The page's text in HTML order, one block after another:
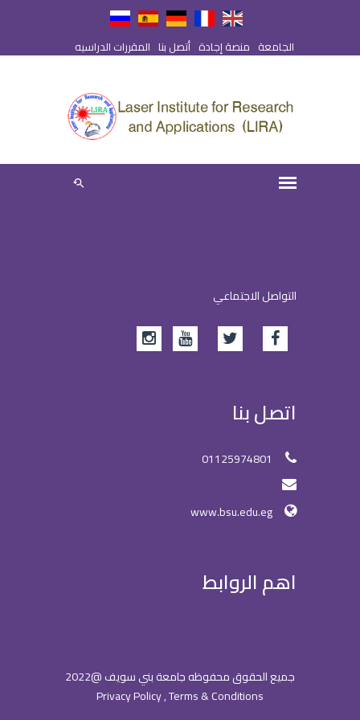
الجامعة منصة إجادة أتصل بنا المقررات الدراسيه
التواصل الاجتماعي
اتصل بنا
01125974801
www.bsu.edu.eg
اهم الروابط
جميع الحقوق محفوظه جامعة بني سويف @2022
Privacy Policy , Terms & Conditions